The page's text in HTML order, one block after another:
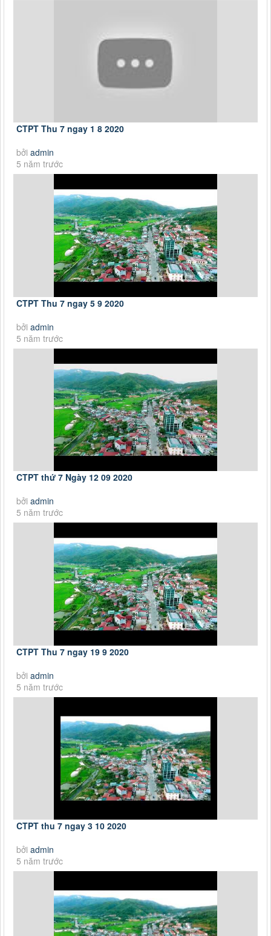
CTPT Thu 7 ngay 1 8 2020
bởi admin
5 năm trước
CTPT Thu 7 ngay 5 9 2020
bởi admin
5 năm trước
CTPT thứ 7 Ngày 12 09 2020
bởi admin
5 năm trước
CTPT Thu 7 ngay 19 9 2020
bởi admin
5 năm trước
CTPT thu 7 ngay 3 10 2020
bởi admin
5 năm trước